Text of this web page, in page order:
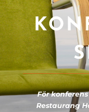
För
Restaurang